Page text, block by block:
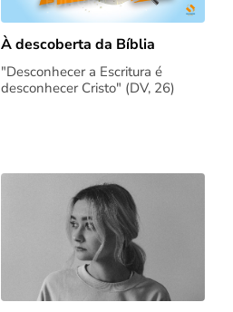
À descoberta da Bíblia
"Desconhecer a Escritura é
desconhecer Cristo" (DV, 26)